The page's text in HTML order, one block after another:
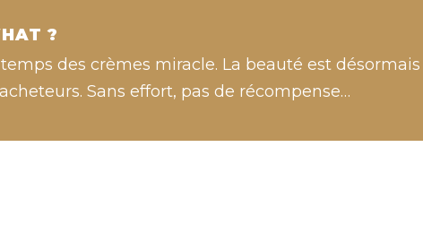
?
des crèmes miracle. La beauté est
Sans effort, pas de récompense…